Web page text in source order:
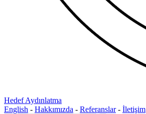
Hedef Aydınlatma
English - Hakkımızda - Referanslar - İletişim